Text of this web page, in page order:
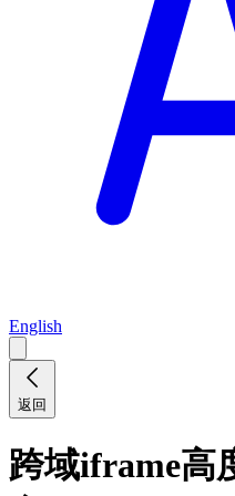
English
返回
跨域iframe高